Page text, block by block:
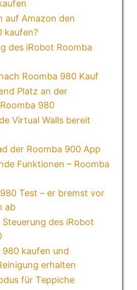
auf Amazon den
kaufen?
des iRobot Roomba
Roomba 980 Kauf
Platz an der
980
Virtual Walls bereit
der Roomba 900 App
Funktionen – Roomba
Test – er bremst vor
ab
Steuerung des iRobot
980 kaufen und
erhalten
für Teppiche